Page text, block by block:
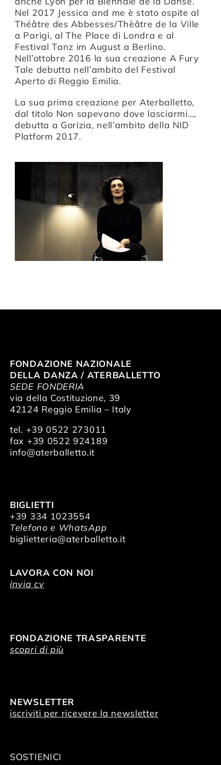
Nel 2017 Jessica and me è stato ospite al
Théâtre des Abbesses/Thèâtre de la Ville
a Parigi, al The Place di Londra e al
Festival Tanz im August a Berlino.
Nell’ottobre 2016 la sua creazione A Fury
Tale debutta nell’ambito del Festival
Aperto di Reggio Emilia.
La sua prima creazione per Aterballetto,
dal titolo Non sapevano dove lasciarmi…,
debutta a Gorizia, nell’ambito della NID
Platform 2017.
FONDAZIONE NAZIONALE
DELLA DANZA / ATERBALLETTO
SEDE FONDERIA
via della Costituzione, 39
42124 Reggio Emilia – Italy
tel. +39 0522 273011
fax +39 0522 924189
info@aterballetto.it
BIGLIETTI
+39 334 1023554
Telefono e WhatsApp
biglietteria@aterballetto.it
LAVORA CON NOI
invia cv
FONDAZIONE TRASPARENTE
scopri di più
NEWSLETTER
iscriviti per ricevere la newsletter
SOSTIENICI